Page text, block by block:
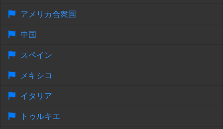
アメリカ合衆国
中国
スペイン
メキシコ
イタリア
トゥルキエ